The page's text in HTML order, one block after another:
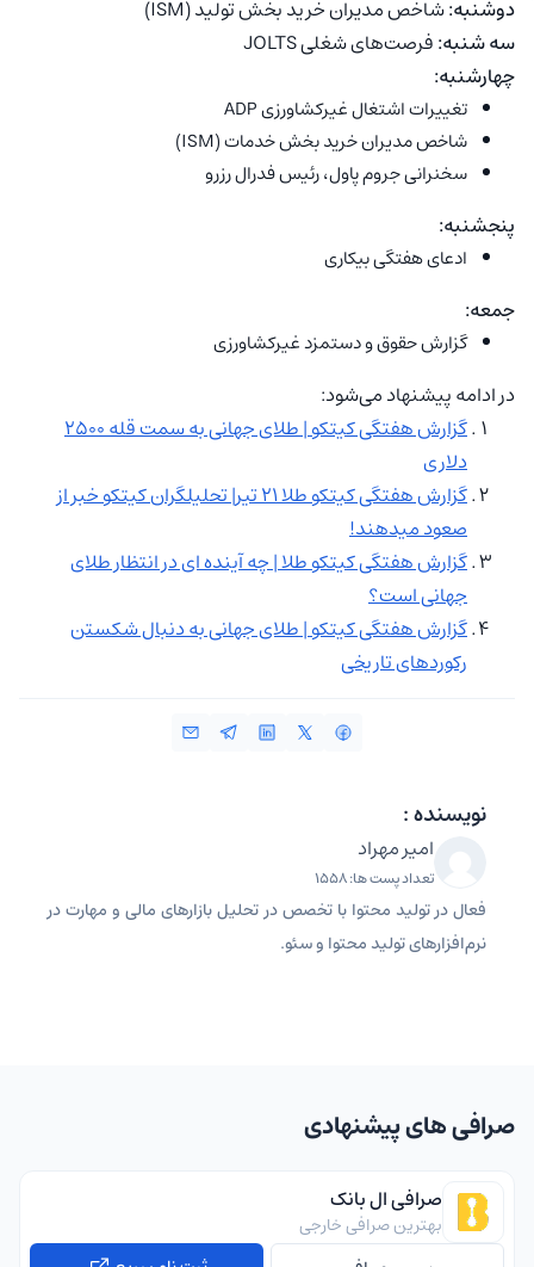
دوشنبه:شاخص مدیران خرید بخش تولید (ISM)
سه شنبه:فرصت‌های شغلی JOLTS
چهارشنبه:
تغییرات اشتغال غیرکشاورزی ADP
شاخص مدیران خرید بخش خدمات (ISM)
سخنرانی جروم پاول، رئیس فدرال رزرو
پنجشنبه:
ادعای هفتگی بیکاری
جمعه:
گزارش حقوق و دستمزد غیرکشاورزی
در ادامه پیشنهاد می‌شود:
گزارش هفتگی کیتکو | طلای جهانی به سمت قله ۲۵۰۰
دلاری
گزارش هفتگی کیتکو طلا ۲۱ تیر| تحلیلگران کیتکو خبر از
صعود میدهند!
گزارش هفتگی کیتکو طلا | چه آینده‌ ای در انتظار طلای
جهانی است؟
گزارش هفتگی کیتکو | طلای جهانی به دنبال شکستن
رکوردهای تاریخی
نویسنده :
امیر مهراد
تعداد پست ها: 1558
فعال در تولید محتوا با تخصص در تحلیل بازارهای مالی و مهارت در
نرم‌افزارهای تولید محتوا و سئو.
صرافی های پیشنهادی
صرافی ال بانک
بهترین صرافی خارجی